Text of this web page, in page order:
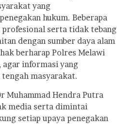
yang
hukum. Beberapa
serta tidak tebang
dengan sumber daya alam
berharap Polres Melawi
informasi yang
masyarakat.
Muhammad Hendra Putra
media serta dimintai
setiap upaya penegakan